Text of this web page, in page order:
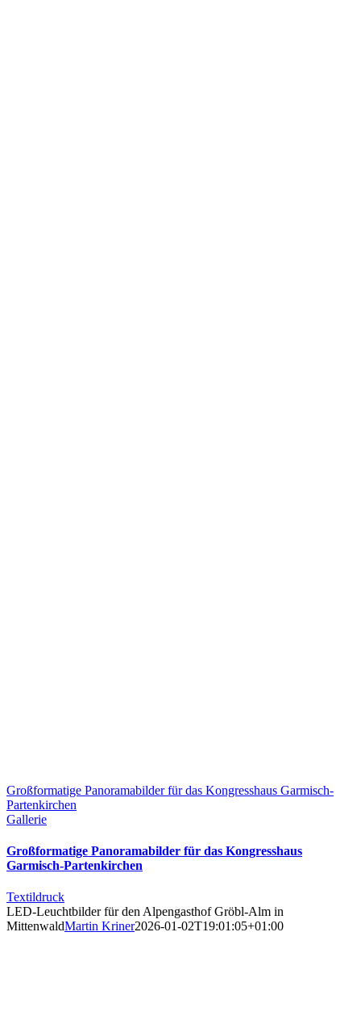
Großformatige Panoramabilder für das Kongresshaus Garmisch-
Partenkirchen
Gallerie
Großformatige Panoramabilder für das Kongresshaus
Garmisch-Partenkirchen
Textildruck
LED-Leuchtbilder für den Alpengasthof Gröbl-Alm in
MittenwaldMartin Kriner2026-01-02T19:01:05+01:00